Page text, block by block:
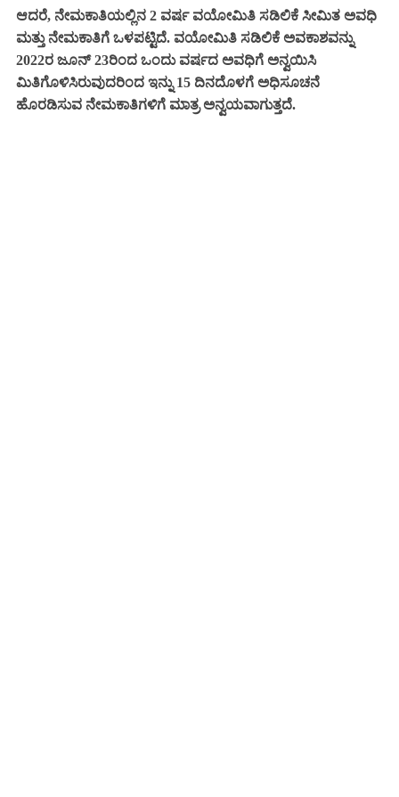
ಆದರೆ, ನೇಮಕಾತಿಯಲ್ಲಿನ 2 ವರ್ಷ ವಯೋಮಿತಿ ಸಡಿಲಿಕೆ ಸೀಮಿತ ಅವಧಿ
ಮತ್ತು ನೇಮಕಾತಿಗೆ ಒಳಪಟ್ಟಿದೆ. ವಯೋಮಿತಿ ಸಡಿಲಿಕೆ ಅವಕಾಶವನ್ನು
2022ರ ಜೂನ್ 23ರಿಂದ ಒಂದು ವರ್ಷದ ಅವಧಿಗೆ ಅನ್ವಯಿಸಿ
ಮಿತಿಗೊಳಿಸಿರುವುದರಿಂದ ಇನ್ನು 15 ದಿನದೊಳಗೆ ಅಧಿಸೂಚನೆ
ಹೊರಡಿಸುವ ನೇಮಕಾತಿಗಳಿಗೆ ಮಾತ್ರ ಅನ್ವಯವಾಗುತ್ತದೆ.